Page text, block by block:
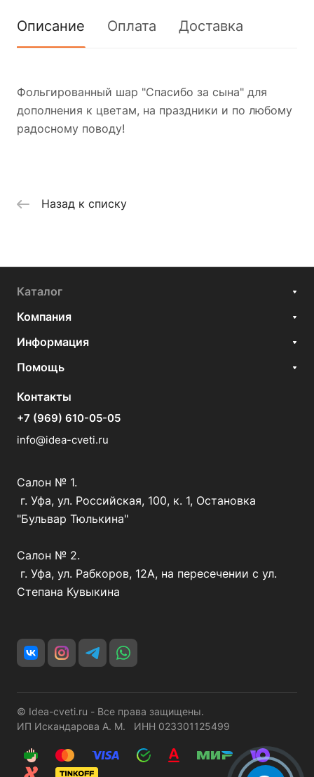
Описание Оплата Доставка
Фольгированный шар "Спасибо за сына" для
дополнения к цветам, на праздники и по любому
радосному поводу!
Назад к списку
Каталог
Компания
Информация
Помощь
Контакты
+7 (969) 610-05-05
info@idea-cveti.ru
Салон № 1.
г. Уфа, ул. Российская, 100, к. 1, Остановка
"Бульвар Тюлькина"
Салон № 2.
г. Уфа, ул. Рабкоров, 12А, на пересечении с ул.
Степана Кувыкина
© Idea-cveti.ru - Все права защищены.
ИП Искандарова А. М. ИНН 023301125499